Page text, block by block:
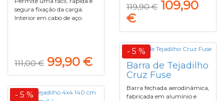
119,90 € 109,90
€
segura fixação da carga.
Interior em cabo de aço.
111,00 € 99,90 €
- 5 %
Barra de Tejadilho
Cruz Fuse
Barra fechada aerodinâmica,
fabricada em alumínio e
- 5 %